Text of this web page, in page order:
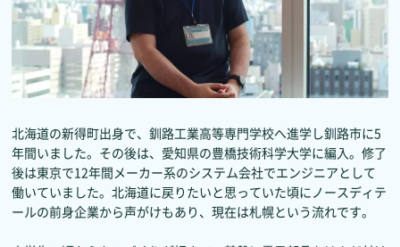
北海道の新得町出身で、釧路工業高等専門学校へ進学し釧路市に5
年間いました。その後は、愛知県の豊橋技術科学大学に編入。修了
後は東京で12年間メーカー系のシステム会社でエンジニアとして
働いていました。北海道に戻りたいと思っていた頃にノースディテ
ールの前身企業から声がけもあり、現在は札幌という流れです。